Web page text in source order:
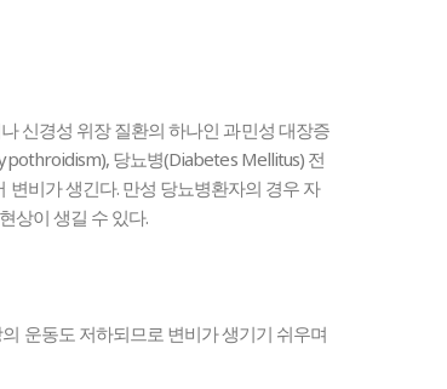
신경성 위장 질환의 하나인 과민성 대장증
당뇨병(Diabetes Mellitus) 전
비가 생긴다. 만성 당뇨병환자의 경우 자
상이 생길 수 있다.
운동도 저하되므로 변비가 생기기 쉬우며